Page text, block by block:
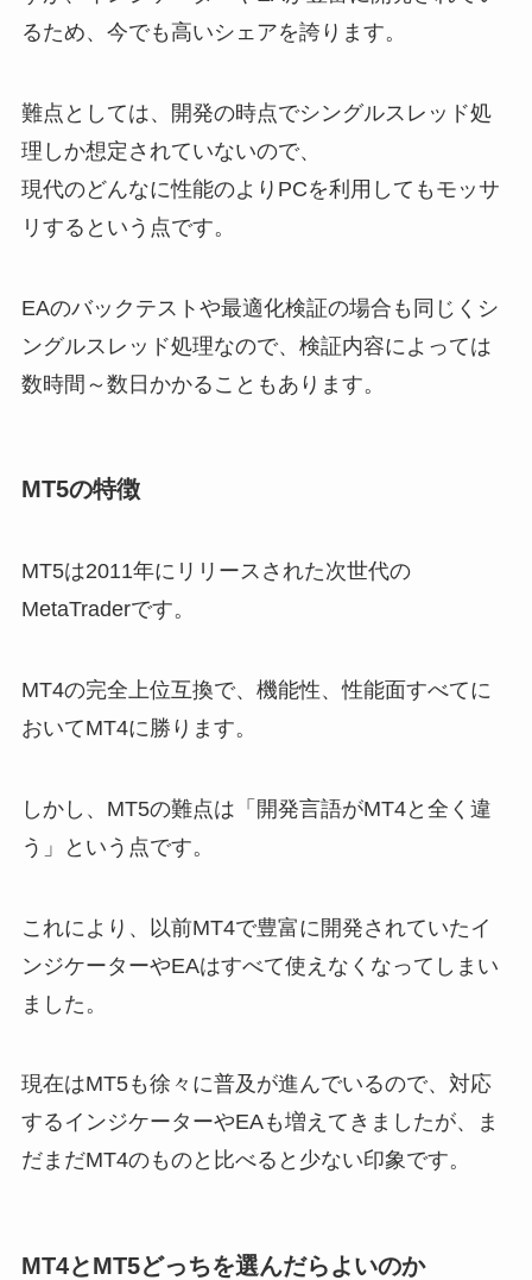
るため、今でも高いシェアを誇ります。
難点としては、開発の時点でシングルスレッド処
理しか想定されていないので、
現代のどんなに性能のよりPCを利用してもモッサ
リするという点です。
EAのバックテストや最適化検証の場合も同じくシ
ングルスレッド処理なので、検証内容によっては
数時間～数日かかることもあります。
MT5の特徴
MT5は2011年にリリースされた次世代の
MetaTraderです。
MT4の完全上位互換で、機能性、性能面すべてに
おいてMT4に勝ります。
しかし、MT5の難点は「開発言語がMT4と全く違
う」という点です。
これにより、以前MT4で豊富に開発されていたイ
ンジケーターやEAはすべて使えなくなってしまい
ました。
現在はMT5も徐々に普及が進んでいるので、対応
するインジケーターやEAも増えてきましたが、ま
だまだMT4のものと比べると少ない印象です。
MT4とMT5どっちを選んだらよいのか